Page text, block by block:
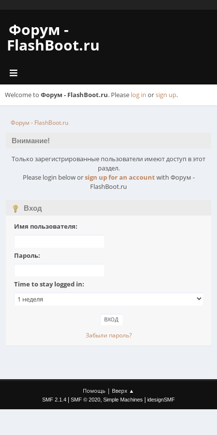
Форум -
FlashBoot.ru
Welcome to Форум - FlashBoot.ru. Please log in orsign up.
Форум - FlashBoot.ru
Внимание!
Только зарегистрированные пользователи имеют доступ в этот
раздел.
Please login below orsign up for an accountwith Форум -
FlashBoot.ru
Вход
Имя пользователя:
Пароль:
Time to stay logged in:
Забыли пароль?
Помощь | Вверх ▲
SMF 2.1.4 SMF © 2020, Simple Machines idesignSMF